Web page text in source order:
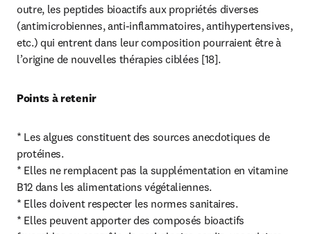
outre, les peptides bioactifs aux propriétés diverses
(antimicrobiennes, anti-inflammatoires, antihypertensives,
etc.) qui entrent dans leur composition pourraient être à
l’origine de nouvelles thérapies ciblées [18].
Points à retenir
* Les algues constituent des sources anecdotiques de
protéines.
* Elles ne remplacent pas la supplémentation en vitamine
B12 dans les alimentations végétaliennes.
* Elles doivent respecter les normes sanitaires.
* Elles peuvent apporter des composés bioactifs